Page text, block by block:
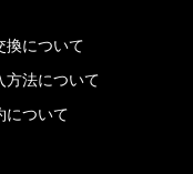
換について
方法について
について